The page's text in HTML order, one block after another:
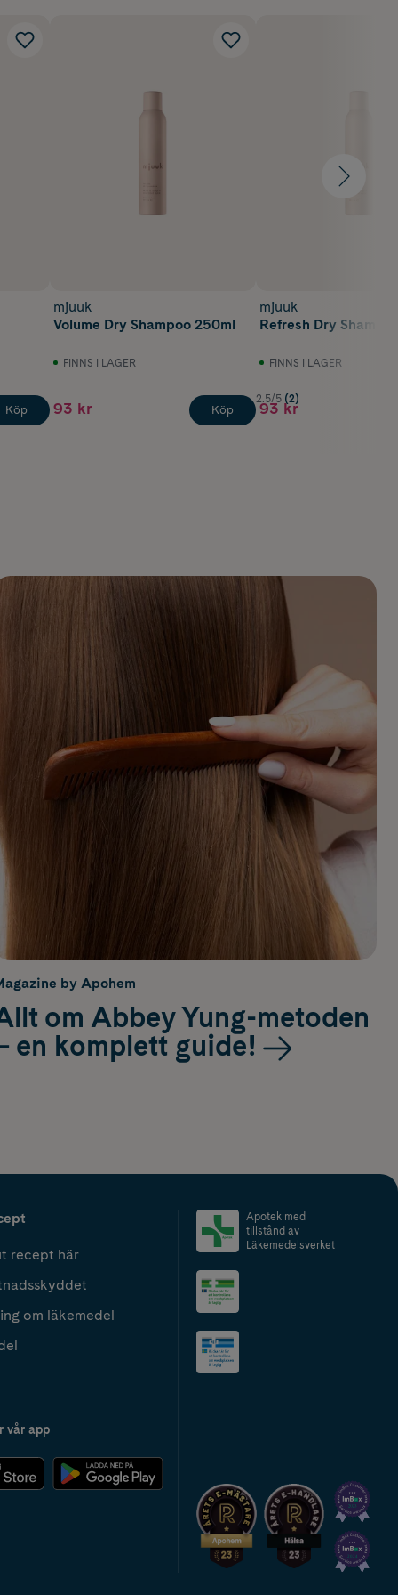
Köp
mjuuk
Volume Dry Shampoo 250ml
FINNS I LAGER
93 kr Köp
mjuuk
Refresh Dry
FINNS I LAGER
2.5/5 (2)
93 kr
by Apohem
om Abbey Yung-metoden
en komplett guide!
recept här
om läkemedel
vår app
Apotek med
tillstånd av
Läkemedelsverket
2024